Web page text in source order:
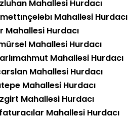
Mahallesi Hurdacı
Mahallesi Hurdacı
Mahallesi Hurdacı
Mahallesi Hurdacı
Mahallesi Hurdacı
Mahallesi Hurdacı
Mahallesi Hurdacı
Mahallesi Hurdacı
Mahallesi Hurdacı